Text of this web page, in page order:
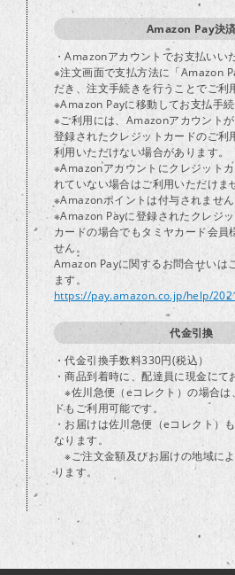
Amazon Pay決済
・Amazonアカウントでお支払いい
※注文画面で支払方法に「Amazon
だき、注文手続きを行うことでご利
※Amazon Payに移動してお支払手続
※ご利用には、Amazonアカウントが
登録されたクレジットカードのご利
利用いただけない場合があります。
※Amazonアカウントにクレジット
れていない場合はご利用いただけま
※Amazonポイントは付与されません
※Amazon Payに登録されたクレジ
カードの場合でもタミヤカード会員
せん。
Amazon Payに関するお問合せいは
ます。
https://pay.amazon.co.jp/help/
代金引換
・代金引換手数料330円(税込）
・商品到着時に、配達員に現金にて
※佐川急便（eコレクト）の場合は
ドもご利用可能です。
・お届けは佐川急便（eコレクト）
なります。
※ご注文金額及びお届けの地域に
ります。